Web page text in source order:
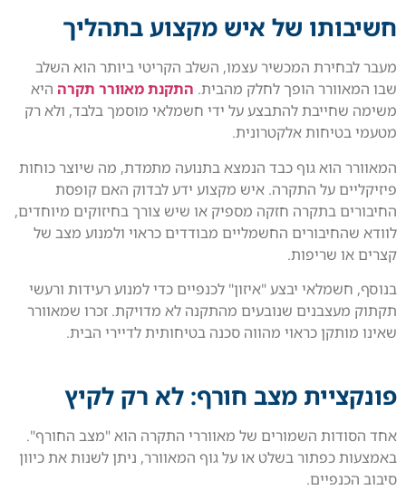
חשיבותו של איש מקצוע בתהליך
מעבר לבחירת המכשיר עצמו, השלב הקריטי ביותר הוא השלב
שבו המאוורר הופך לחלק מהבית. התקנת מאוורר תקרה היא
משימה שחייבת להתבצע על ידי חשמלאי מוסמך בלבד, ולא רק
מטעמי בטיחות אלקטרונית.
המאוורר הוא גוף כבד הנמצא בתנועה מתמדת, מה שיוצר כוחות
פיזיקליים על התקרה. איש מקצוע ידע לבדוק האם קופסת
החיבורים בתקרה חזקה מספיק או שיש צורך בחיזוקים מיוחדים,
לוודא שהחיבורים החשמליים מבודדים כראוי ולמנוע מצב של
קצרים או שריפות.
בנוסף, חשמלאי יבצע "איזון" לכנפיים כדי למנוע רעידות ורעשי
תקתוק מעצבנים שנובעים מהתקנה לא מדויקת. זכרו שמאוורר
שאינו מותקן כראוי מהווה סכנה בטיחותית לדיירי הבית.
פונקציית מצב חורף: לא רק לקיץ
אחד הסודות השמורים של מאווררי התקרה הוא "מצב החורף".
באמצעות כפתור בשלט או על גוף המאוורר, ניתן לשנות את כיוון
סיבוב הכנפיים.